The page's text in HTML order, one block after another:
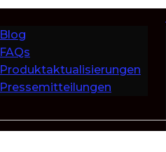
Blog
FAQs
Produktaktualisierungen
Pressemitteilungen